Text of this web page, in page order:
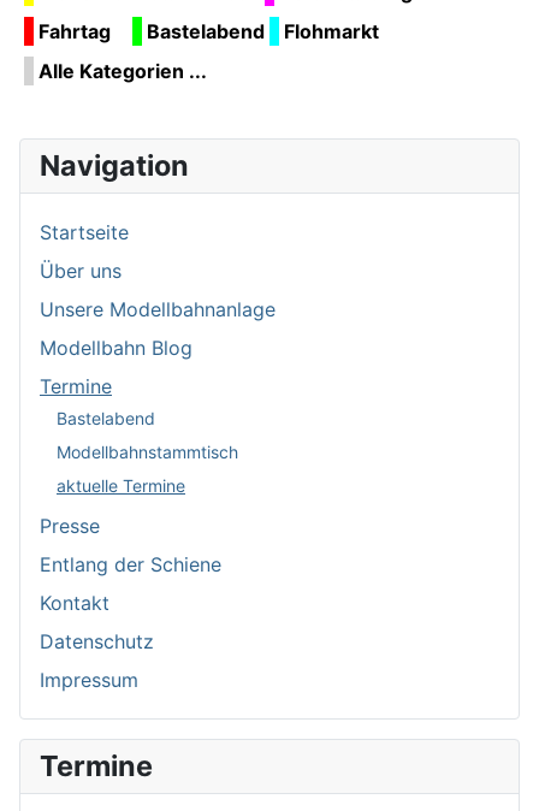
Fahrtag
Bastelabend
Flohmarkt
Alle Kategorien ...
Navigation
Startseite
Über uns
Unsere Modellbahnanlage
Modellbahn Blog
Termine
Bastelabend
Modellbahnstammtisch
aktuelle Termine
Presse
Entlang der Schiene
Kontakt
Datenschutz
Impressum
Termine